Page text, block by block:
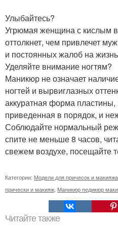
Улыбайтесь?
Угрюмая женщина с кислым
оттолкнет, чем привлечет
и постоянных жалоб на
Уделяйте внимание ногтям?
Маникюр не означает
ногтей и вырвиглазных
аккуратная форма пластины,
приведенная в порядок, и
Соблюдайте нормальный
спите не меньше 8 часов,
свежем воздухе, посещайте
Категории: Модели для причесок и макияжа
прически и макияж Маникюр педикюр
Читайте также